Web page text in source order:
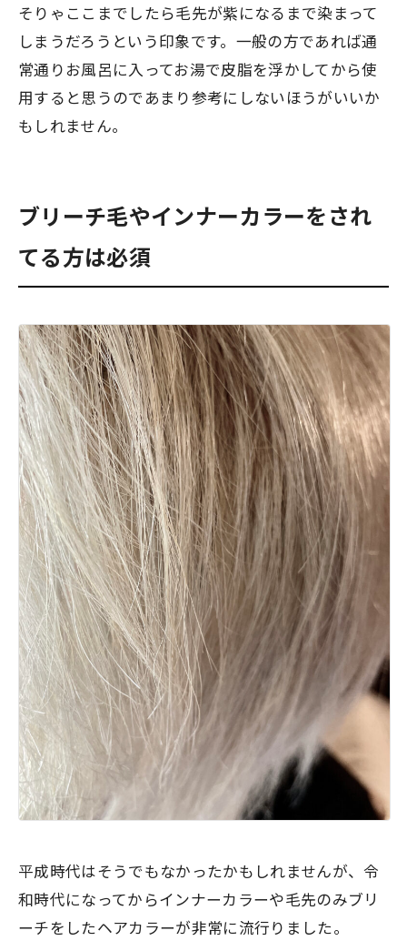
そりゃここまでしたら毛先が紫になるまで染まって
しまうだろうという印象です。一般の方であれば通
常通りお風呂に入ってお湯で皮脂を浮かしてから使
用すると思うのであまり参考にしないほうがいいか
もしれません。
ブリーチ毛やインナーカラーをされ
てる方は必須
平成時代はそうでもなかったかもしれませんが、令
和時代になってからインナーカラーや毛先のみブリ
ーチをしたヘアカラーが非常に流行りました。